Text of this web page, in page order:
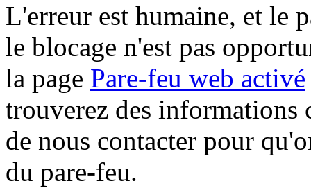
L'erreur est humaine, et le
le blocage n'est pas
la page Pare-feu web activé
trouverez des informations
de nous contacter pour
du pare-feu.